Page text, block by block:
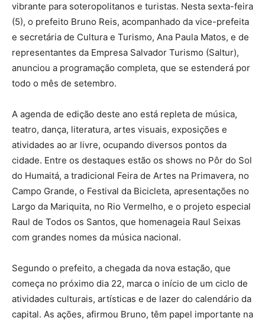
vibrante para soteropolitanos e turistas. Nesta sexta-feira
(5), o prefeito Bruno Reis, acompanhado da vice-prefeita
e secretária de Cultura e Turismo, Ana Paula Matos, e de
representantes da Empresa Salvador Turismo (Saltur),
anunciou a programação completa, que se estenderá por
todo o mês de setembro.
A agenda de edição deste ano está repleta de música,
teatro, dança, literatura, artes visuais, exposições e
atividades ao ar livre, ocupando diversos pontos da
cidade. Entre os destaques estão os shows no Pôr do Sol
do Humaitá, a tradicional Feira de Artes na Primavera, no
Campo Grande, o Festival da Bicicleta, apresentações no
Largo da Mariquita, no Rio Vermelho, e o projeto especial
Raul de Todos os Santos, que homenageia Raul Seixas
com grandes nomes da música nacional.
Segundo o prefeito, a chegada da nova estação, que
começa no próximo dia 22, marca o início de um ciclo de
atividades culturais, artísticas e de lazer do calendário da
capital. As ações, afirmou Bruno, têm papel importante na